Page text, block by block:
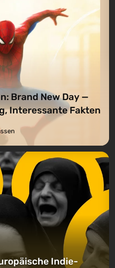
Brand New Day —
Interessante Fakten
Indie-